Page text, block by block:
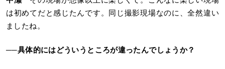
は初めてだと感じたんです。同じ撮影現場なのに、全然違い
ましたね。
──具体的にはどういうところが違ったんでしょうか？